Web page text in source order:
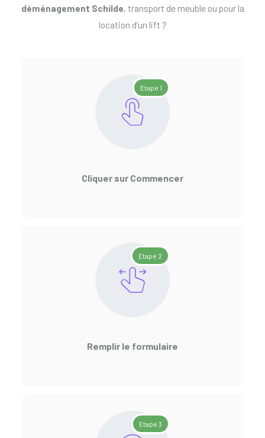
déménagement Schilde, transport de meuble ou pour la
location d’un lift ?
Etape 1
Cliquer sur Commencer
Etape 2
Remplir le formulaire
Etape 3